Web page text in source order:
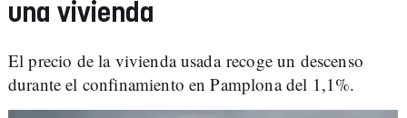
una vivienda
El precio de la vivienda usada recoge un descenso
durante el confinamiento en Pamplona del 1,1%.